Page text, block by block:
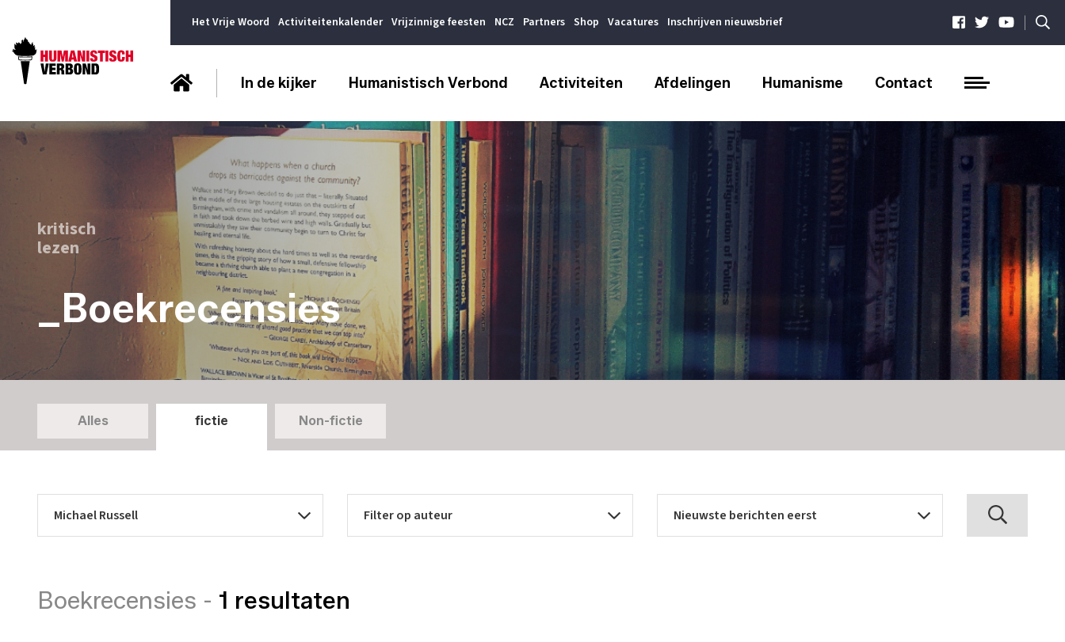
Het Vrije Woord Activiteitenkalender Vrijzinnige feesten NCZ Partners Shop Vacatures Inschrijven nieuwsbrief |
In de kijker Humanistisch Verbond Activiteiten Afdelingen Humanisme Contact
kritisch
lezen
_Boekrecensies
Alles fictie Non-fictie
Boekrecensies - 1 resultaten